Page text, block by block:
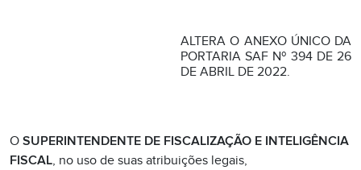
ALTERA O ANEXO ÚNICO DA
PORTARIA SAF Nº 394 DE 26
DE ABRIL DE 2022.
O SUPERINTENDENTE DE FISCALIZAÇÃO E INTELIGÊNCIA
FISCAL, no uso de suas atribuições legais,